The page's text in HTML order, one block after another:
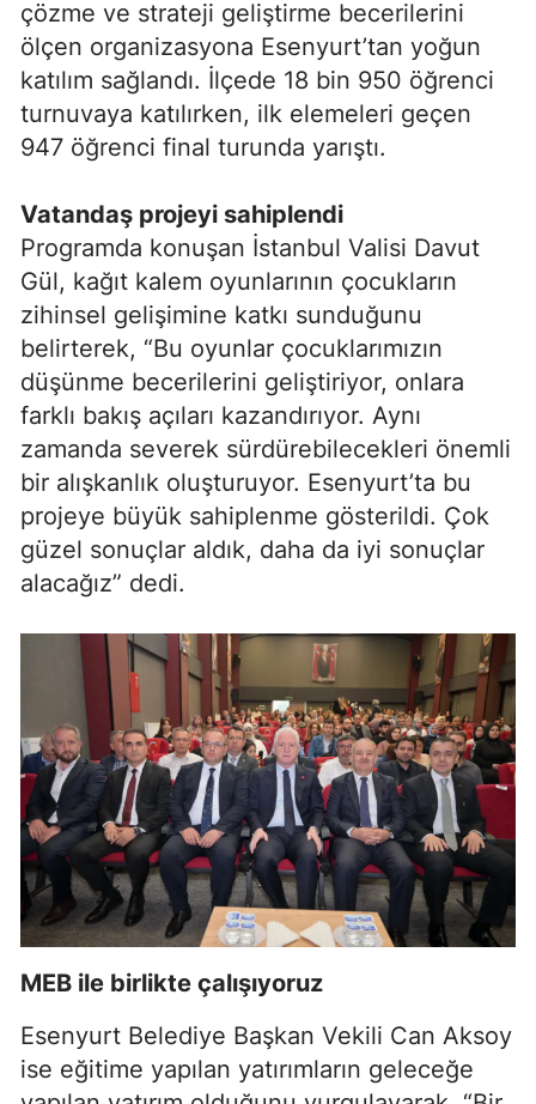
çözme ve strateji geliştirme becerilerini
ölçen organizasyona Esenyurt’tan yoğun
katılım sağlandı. İlçede 18 bin 950 öğrenci
turnuvaya katılırken, ilk elemeleri geçen
947 öğrenci final turunda yarıştı.
Vatandaş projeyi sahiplendi
Programda konuşan İstanbul Valisi Davut
Gül, kağıt kalem oyunlarının çocukların
zihinsel gelişimine katkı sunduğunu
belirterek, “Bu oyunlar çocuklarımızın
düşünme becerilerini geliştiriyor, onlara
farklı bakış açıları kazandırıyor. Aynı
zamanda severek sürdürebilecekleri önemli
bir alışkanlık oluşturuyor. Esenyurt’ta bu
projeye büyük sahiplenme gösterildi. Çok
güzel sonuçlar aldık, daha da iyi sonuçlar
alacağız” dedi.
MEB ile birlikte çalışıyoruz
Esenyurt Belediye Başkan Vekili Can Aksoy
ise eğitime yapılan yatırımların geleceğe